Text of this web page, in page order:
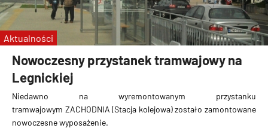
Nowoczesny przystanek tramwajowy na
Legnickiej
Niedawno na wyremontowanym przystanku
tramwajowym ZACHODNIA (Stacja kolejowa)zostałozamontowane
nowoczesne wyposażenie.
Aktualności